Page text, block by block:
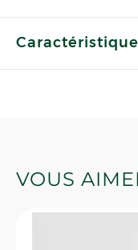
VOUS